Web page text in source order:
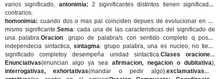
varios significado, antonimia: 2 siginificantes distintos tienen significados
contrarios.
homonimia: cuando dos o mas pal coinciden depues de evolucionar en un
mismo significante.Sema: cada una de las caracteristicas del significado de
una palabra.Oracion: grupo de palabra/s con sentido completo q posee
independecia sintactica,sintagma: grupo palabra, una es nucleo, no tiene
significado completoy desempeña unidad sintactica.Clases oraciones :
Enunciativas(enuncian algo ya sea afirmacion, negacion o dubitativa),
interrogativas, exhortativas(mandar o pedir algo),exclamativas y